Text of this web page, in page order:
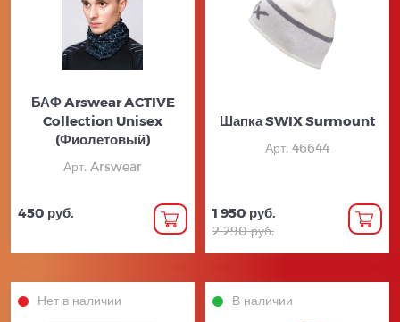
БАФ Arswear ACTIVE
Collection Unisex
(Фиолетовый)
Арт. Arswear
450 руб.
Шапка SWIX Surmount
Арт. 46644
1 950 руб.
2 290 руб.
Нет в наличии В наличии